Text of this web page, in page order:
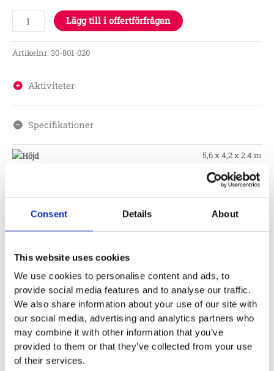
Consent Details About
This website uses cookies
We use cookies to personalise content and ads, to
provide social media features and to analyse our traffic.
We also share information about your use of our site with
our social media, advertising and analytics partners who
may combine it with other information that you’ve
provided to them or that they’ve collected from your use
of their services.
Lägg till i offertförfrågan
Artikelnr:30-801-020
Aktiviteter
Specifikationer
5,6 x 4,2 x 2.4 m
2.4 m
8,5 x 9,8 m
5 – 16 år
Monteringstid
Fundament
Material